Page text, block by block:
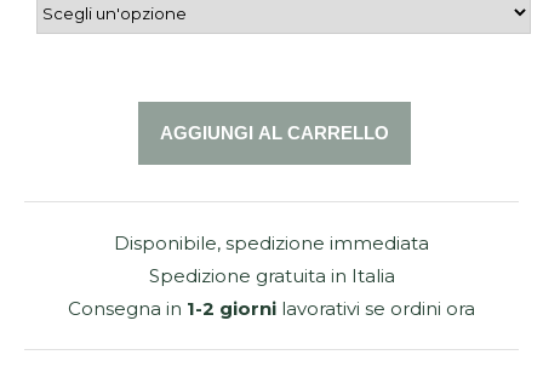
AGGIUNGI AL CARRELLO
Disponibile, spedizione immediata
Spedizione gratuita in Italia
Consegna in 1-2 giorni lavorativi se ordini ora